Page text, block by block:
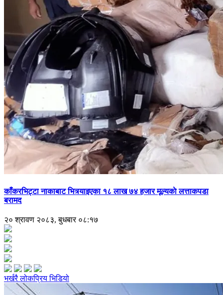
काँकरभिट्टा नाकाबाट भित्र्याइएका १८ लाख ७४ हजार मूल्यकाे लत्ताकपडा
बरामद
२० श्रावण २०८३, बुधबार ०८:१७
भर्खरैलोकप्रियभिडियो